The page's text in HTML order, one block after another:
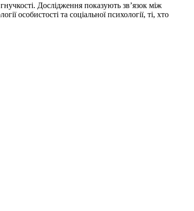
Дослідження показують зв’язок між
особистості та соціальної психології, ті, хто